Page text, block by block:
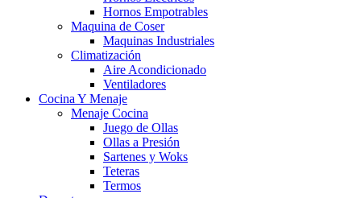
Hornos Empotrables
Maquina de Coser
Maquinas Industriales
Climatización
Aire Acondicionado
Ventiladores
Cocina Y Menaje
Menaje Cocina
Juego de Ollas
Ollas a Presión
Sartenes y Woks
Teteras
Termos